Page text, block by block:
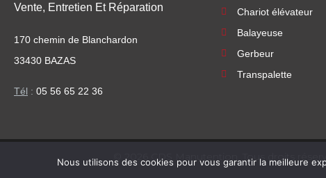
Vente, Entretien Et Réparation
170 chemin de Blanchardon
33430 BAZAS
Tél : 05 56 65 22 36
Chariot élévateur
Balayeuse
Gerbeur
Transpalette
2026 CDS Manutention. Tous droits
Nous utilisons des cookies pour vous garantir la meilleure